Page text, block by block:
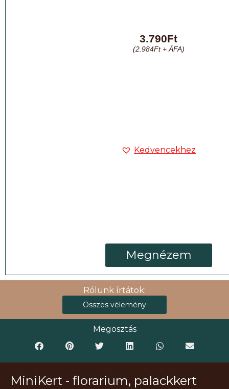
3.790Ft
(2.984Ft+ ÁFA)
Kedvencekhez
Megnézem
Rólunk írtátok:
Összes vélemény
Megosztás
MiniKert - florarium, palackkert